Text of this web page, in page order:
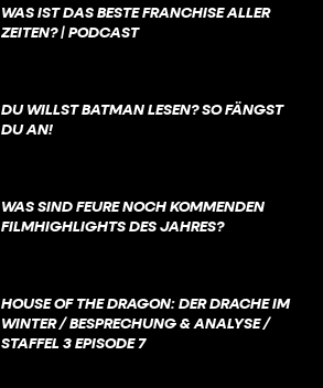
WAS IST DAS BESTE FRANCHISE ALLER
ZEITEN? | PODCAST
DU WILLST BATMAN LESEN? SO FÄNGST
DU AN!
WAS SIND FEURE NOCH KOMMENDEN
FILMHIGHLIGHTS DES JAHRES?
HOUSE OF THE DRAGON: DER DRACHE IM
WINTER / BESPRECHUNG & ANALYSE /
STAFFEL 3 EPISODE 7